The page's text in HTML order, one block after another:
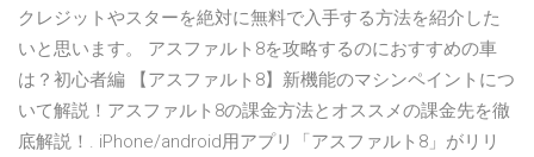
クレジットやスターを絶対に無料で入手する方法を紹介した
いと思います。 アスファルト8を攻略するのにおすすめの車
は？初心者編 【アスファルト8】新機能のマシンペイントにつ
いて解説！アスファルト8の課金方法とオススメの課金先を徹
底解説！. iPhone/android用アプリ「アスファルト8」がリリ